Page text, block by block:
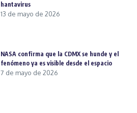
hantavirus
13 de mayo de 2026
NASA confirma que la CDMX se hunde y el
fenómeno ya es visible desde el espacio
7 de mayo de 2026